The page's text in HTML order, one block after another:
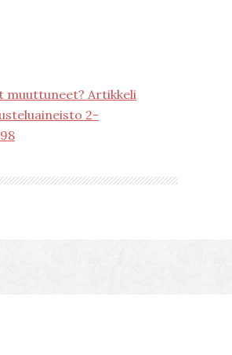
muuttuneet? Artikkeli
2-